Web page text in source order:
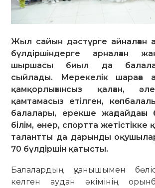
Жыл сайын дәстүрге айналған
бүлдіршіндерге арналған
шыршасы биыл да
сыйлады. Мерекелік шараға
қамқорлығынсыз қалған,
қамтамасыз етілген,
балалары, ерекше жағдайдағы
білім, өнер, спортта жетістікке
талантты да дарынды
70 бүлдіршін қатысты.
Балалардың қуанышымен
келген аудан әкі­мі­нің